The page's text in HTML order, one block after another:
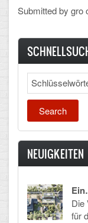
Kurswahl 10.
mPA
Wahlfächer
TERMINE
Lernraum Berlin
Nextcloud
Gitlab
Submitted by gro
Search
NEUIGKEITEN
Die
für